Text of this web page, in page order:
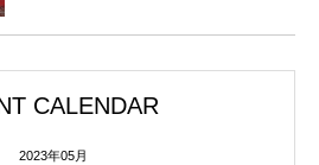
CALENDAR
2023年05月